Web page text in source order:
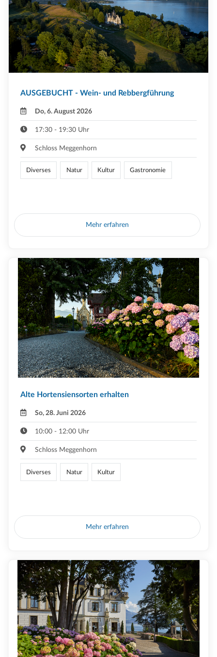
AUSGEBUCHT - Wein- und Rebbergführung
Do, 6. August 2026
17:30 - 19:30 Uhr
Schloss Meggenhorn
Diverses Natur Kultur Gastronomie
Mehr erfahren
Alte Hortensiensorten erhalten
So, 28. Juni 2026
10:00 - 12:00 Uhr
Schloss Meggenhorn
Diverses Natur Kultur
Mehr erfahren